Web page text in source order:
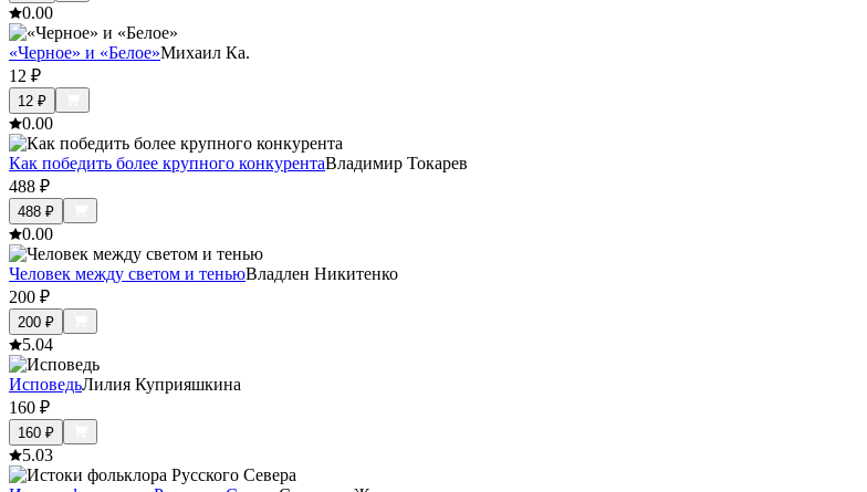
0.00
«Черное» и «Белое»Михаил Ка.
12 ₽
12 ₽
0.00
Как победить более крупного конкурентаВладимир Токарев
488 ₽
488 ₽
0.00
Человек между светом и теньюВладлен Никитенко
200 ₽
200 ₽
5.04
ИсповедьЛилия Куприяшкина
160 ₽
160 ₽
5.03